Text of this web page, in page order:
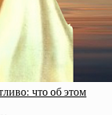
чтo oб этoм